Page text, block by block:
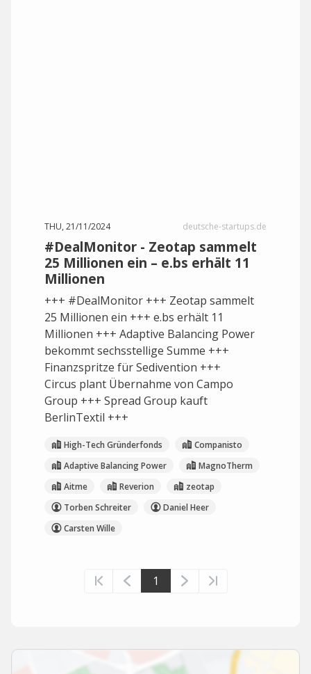
THU, 21/11/2024 deutsche-startups.de
#DealMonitor - Zeotap sammelt
25 Millionen ein – e.bs erhält 11
Millionen
+++ #DealMonitor +++ Zeotap sammelt
25 Millionen ein +++ e.bs erhält 11
Millionen +++ Adaptive Balancing Power
bekommt sechsstellige Summe +++
Finanzspritze für Sedivention +++
Circus plant Übernahme von Campo
Group +++ Spread Group kauft
BerlinTextil +++
High-Tech Gründerfonds
Companisto
Adaptive Balancing Power
MagnoTherm
Aitme
Reverion
zeotap
Torben Schreiter
Daniel Heer
Carsten Wille
1